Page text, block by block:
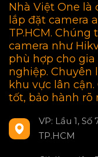
Nhà Việt One là
lắp đặt camera
TP.HCM.
camera như
phù hợp cho
nghiệp. Chuyên
khu vực lân
tốt, bảo hành rõ
VP: Lầu 1,
TP.HCM